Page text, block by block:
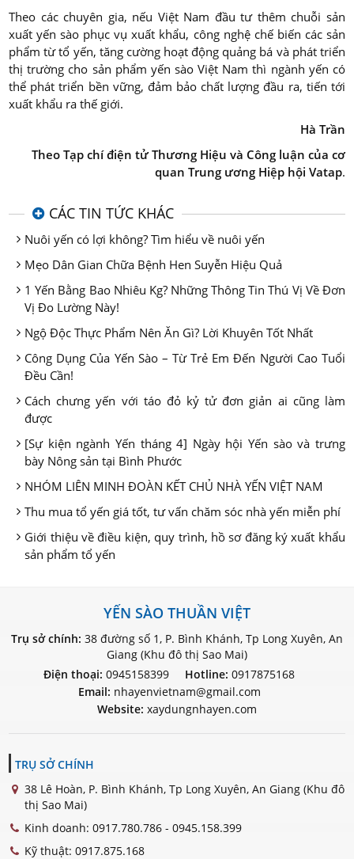
Theo các chuyên gia, nếu Việt Nam đầu tư thêm chuỗi sản
xuất yến sào phục vụ xuất khẩu, công nghệ chế biến các sản
phẩm từ tổ yến, tăng cường hoạt động quảng bá và phát triển
thị trường cho sản phẩm yến sào Việt Nam thì ngành yến có
thể phát triển bền vững, đảm bảo chất lượng đầu ra, tiến tới
xuất khẩu ra thế giới.
Hà Trần
Theo Tạp chí điện tử Thương Hiệu và Công luận của cơ
quan Trung ương Hiệp hội Vatap.
CÁC TIN TỨC KHÁC
Nuôi yến có lợi không? Tìm hiểu về nuôi yến
Mẹo Dân Gian Chữa Bệnh Hen Suyễn Hiệu Quả
1 Yến Bằng Bao Nhiêu Kg? Những Thông Tin Thú Vị Về Đơn
Vị Đo Lường Này!
Ngộ Độc Thực Phẩm Nên Ăn Gì? Lời Khuyên Tốt Nhất
Công Dụng Của Yến Sào – Từ Trẻ Em Đến Người Cao Tuổi
Đều Cần!
Cách chưng yến với táo đỏ kỷ tử đơn giản ai cũng làm
được
[Sự kiện ngành Yến tháng 4] Ngày hội Yến sào và trưng
bày Nông sản tại Bình Phước
NHÓM LIÊN MINH ĐOÀN KẾT CHỦ NHÀ YẾN VIỆT NAM
Thu mua tổ yến giá tốt, tư vấn chăm sóc nhà yến miễn phí
Giới thiệu về điều kiện, quy trình, hồ sơ đăng ký xuất khẩu
sản phẩm tổ yến
YẾN SÀO THUẦN VIỆT
Trụ sở chính: 38 đường số 1, P. Bình Khánh, Tp Long Xuyên, An
Giang (Khu đô thị Sao Mai)
Điện thoại: 0945158399 Hotline: 0917875168
Email: nhayenvietnam@gmail.com
Website: xaydungnhayen.com
TRỤ SỞ CHÍNH
38 Lê Hoàn, P. Bình Khánh, Tp Long Xuyên, An Giang (Khu đô
thị Sao Mai)
Kinh doanh:0917.780.786 - 0945.158.399
Kỹ thuật:0917.875.168